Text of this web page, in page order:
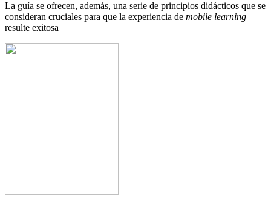
La guía se ofrecen, además, una serie de principios didácticos que se
consideran cruciales para que la experiencia de mobile learning
resulte exitosa